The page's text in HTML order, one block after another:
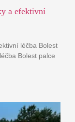
a efektivní
léčba Bolest
Bolest palce